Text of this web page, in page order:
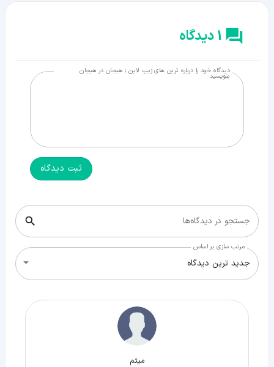
1 دیدگاه
دیدگاه خود را درباره ترین های زیپ لاین ; هیجان در هیجان
بنویسید
ثبت دیدگاه
جستجو در دیدگاه‌ها
مرتب سازی بر اساس
جدید ترین دیدگاه
میثم